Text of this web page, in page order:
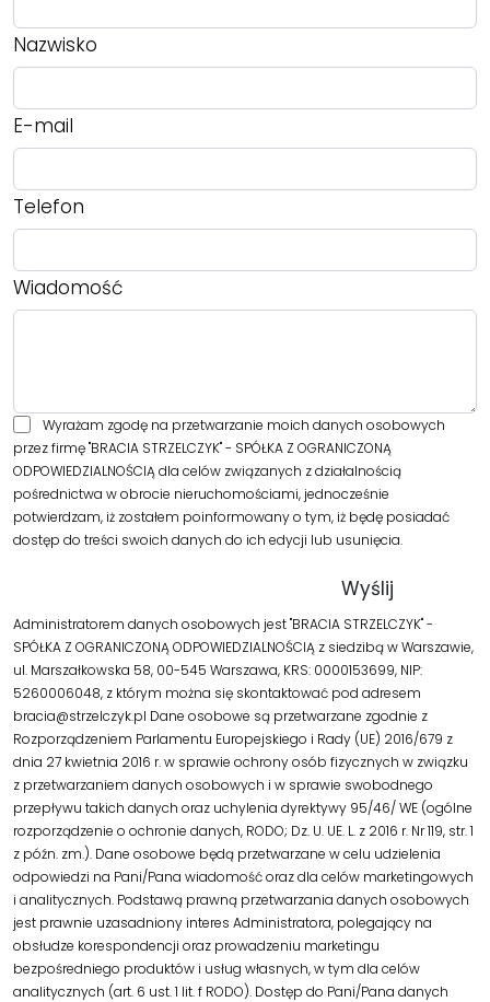
Nazwisko
E-mail
Telefon
Wiadomość
Wyrażam zgodę na przetwarzanie moich danych osobowych
przez firmę "BRACIA STRZELCZYK" - SPÓŁKA Z OGRANICZONĄ
ODPOWIEDZIALNOŚCIĄ dla celów związanych z działalnością
pośrednictwa w obrocie nieruchomościami, jednocześnie
potwierdzam, iż zostałem poinformowany o tym, iż będę posiadać
dostęp do treści swoich danych do ich edycji lub usunięcia.
Administratorem danych osobowych jest "BRACIA STRZELCZYK" -
SPÓŁKA Z OGRANICZONĄ ODPOWIEDZIALNOŚCIĄ z siedzibą w Warszawie,
ul. Marszałkowska 58, 00-545 Warszawa, KRS: 0000153699, NIP:
5260006048, z którym można się skontaktować pod adresem
bracia@strzelczyk.pl Dane osobowe są przetwarzane zgodnie z
Rozporządzeniem Parlamentu Europejskiego i Rady (UE) 2016/679 z
dnia 27 kwietnia 2016 r. w sprawie ochrony osób fizycznych w związku
z przetwarzaniem danych osobowych i w sprawie swobodnego
przepływu takich danych oraz uchylenia dyrektywy 95/46/ WE (ogólne
rozporządzenie o ochronie danych, RODO; Dz. U. UE. L. z 2016 r. Nr 119, str. 1
z późn. zm.). Dane osobowe będą przetwarzane w celu udzielenia
odpowiedzi na Pani/Pana wiadomość oraz dla celów marketingowych
i analitycznych. Podstawą prawną przetwarzania danych osobowych
jest prawnie uzasadniony interes Administratora, polegający na
obsłudze korespondencji oraz prowadzeniu marketingu
bezpośredniego produktów i usług własnych, w tym dla celów
analitycznych (art. 6 ust. 1 lit. f RODO). Dostęp do Pani/Pana danych